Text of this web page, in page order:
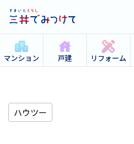
マンション 戸建 リフォーム
ハウツー